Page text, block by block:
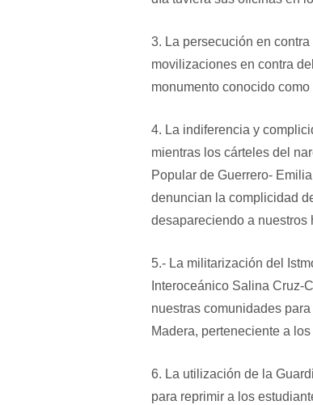
3. La persecución en
movilizaciones en contra
monumento conocido
4. La indiferencia y
mientras los cárteles del
Popular de Guerrero-
denuncian la complicidad
desapareciendo a nuestros
5.- La militarización del
Interoceánico Salina Cruz-
nuestras comunidades
Madera, perteneciente a
6. La utilización de la
para reprimir a los